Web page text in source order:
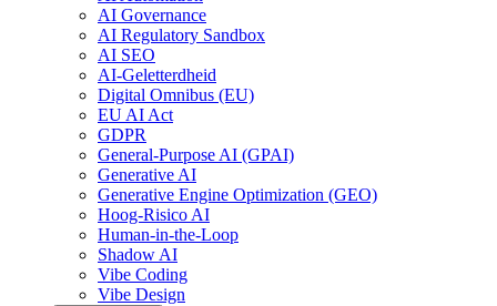
AI Governance
AI Regulatory Sandbox
AI SEO
AI-Geletterdheid
Digital Omnibus (EU)
EU AI Act
GDPR
General-Purpose AI (GPAI)
Generative AI
Generative Engine Optimization (GEO)
Hoog-Risico AI
Human-in-the-Loop
Shadow AI
Vibe Coding
Vibe Design